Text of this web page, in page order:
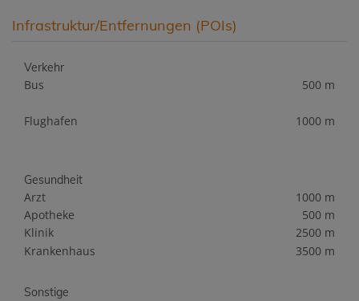
Infrastruktur/Entfernungen (POIs)
Verkehr
Bus 500 m
Flughafen 1000 m
Gesundheit
Arzt
1000 m
Apotheke
500 m
Klinik
2500 m
Krankenhaus
3500 m
Sonstige